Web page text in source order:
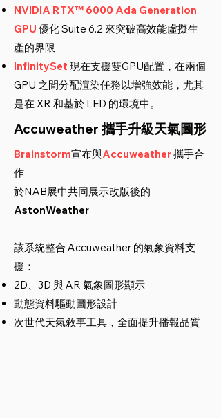
NVIDIA RTX™ 6000 Ada Generation
GPU 優化 Suite 6.2 來突破高效能虛擬生
產的界限
InfinitySet 現在支援雙GPU配置，在兩個
GPU 之間分配渲染任務以增強效能，尤其
是在 XR 和基於 LED 的環境中。
Accuweather 攜手升級天氣圖形
Brainstorm宣布與Accuweather攜手合
作
於NAB展中共同展示改版後的
AstonWeather
該系統整合 Accuweather 的氣象資料支
援：
2D、3D 與 AR 氣象圖形顯示
動態資料驅動圖形設計
次世代天氣敘事工具，全面提升播報品質